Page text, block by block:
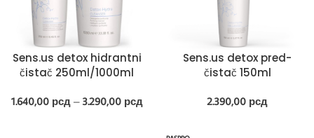
Sens.us detox hidrantni
čistač 250ml/1000ml
1.640,00 рсд – 3.290,00 рсд
Sens.us detox pred-
čistač 150ml
2.390,00 рсд